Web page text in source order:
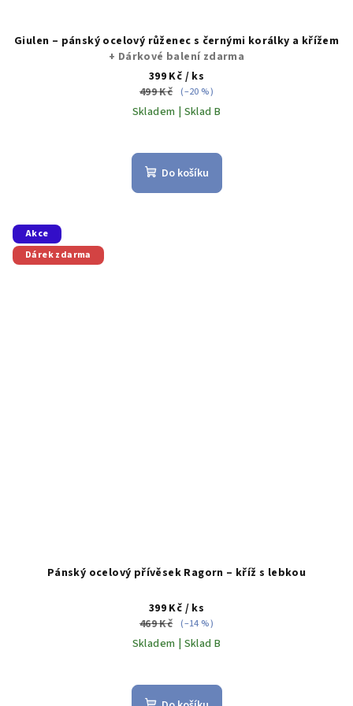
Giulen – pánský ocelový růženec s černými korálky a křížem
+ Dárkové balení zdarma
399 Kč / ks
499 Kč (–20 %)
Skladem | Sklad B
Do košíku
Akce
Dárek zdarma
Pánský ocelový přívěsek Ragorn – kříž s lebkou
399 Kč / ks
469 Kč (–14 %)
Skladem | Sklad B